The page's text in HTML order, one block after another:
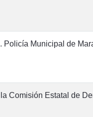
Policía Municipal de
Comisión Estatal de